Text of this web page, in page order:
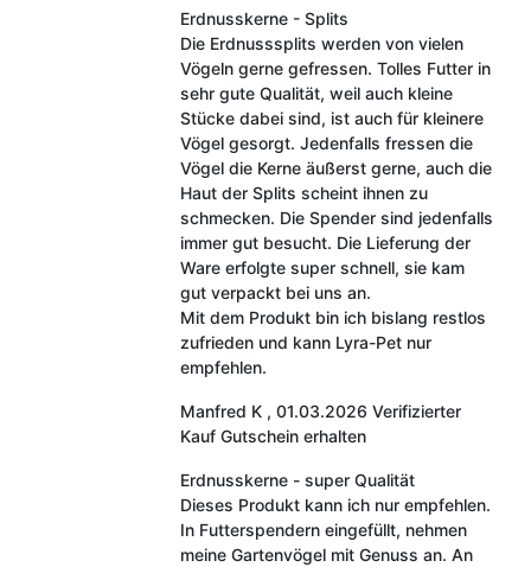
Erdnusskerne - Splits
Die Erdnusssplits werden von vielen
Vögeln gerne gefressen. Tolles Futter in
sehr gute Qualität, weil auch kleine
Stücke dabei sind, ist auch für kleinere
Vögel gesorgt. Jedenfalls fressen die
Vögel die Kerne äußerst gerne, auch die
Haut der Splits scheint ihnen zu
schmecken. Die Spender sind jedenfalls
immer gut besucht. Die Lieferung der
Ware erfolgte super schnell, sie kam
gut verpackt bei uns an.
Mit dem Produkt bin ich bislang restlos
zufrieden und kann Lyra-Pet nur
empfehlen.
Manfred K , 01.03.2026 Verifizierter
Kauf Gutschein erhalten
Erdnusskerne - super Qualität
Dieses Produkt kann ich nur empfehlen.
In Futterspendern eingefüllt, nehmen
meine Gartenvögel mit Genuss an. An